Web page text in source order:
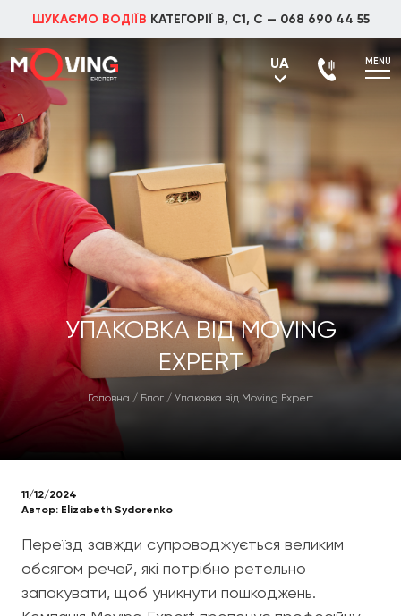
ШУКАЄМО ВОДІЇВ КАТЕГОРІЇ В, С1, С — 068 690 44 55
UA
RU
MENU
Головна / Блог / Упаковка від Moving Expert
УПАКОВКА ВІД MOVING
EXPERT
11/12/2024
Автор: Elizabeth Sydorenko
Переїзд завжди супроводжується великим
обсягом речей, які потрібно ретельно
запакувати, щоб уникнути пошкоджень.